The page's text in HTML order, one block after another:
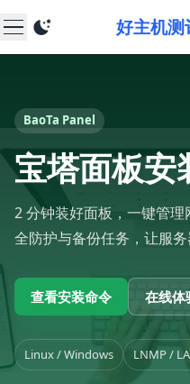
好主机测
BaoTa Panel
宝塔面板安
2 分钟装好面板，一键管理
全防护与备份任务，让服务
查看安装命令 在线体
Linux / Windows LNMP /